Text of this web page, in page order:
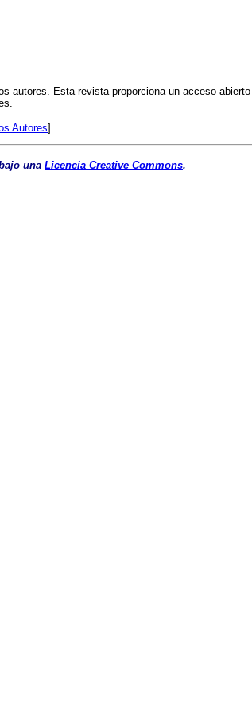
autores. Esta revista proporciona un acceso abierto
Autores]
una Licencia Creative Commons.